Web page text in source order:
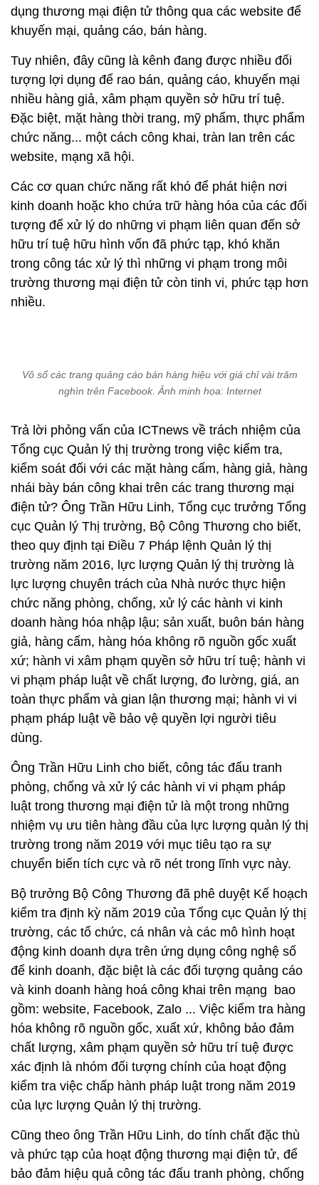
dụng thương mại điện tử thông qua các website để
khuyến mại, quảng cáo, bán hàng.
Tuy nhiên, đây cũng là kênh đang được nhiều đối
tượng lợi dụng để rao bán, quảng cáo, khuyến mại
nhiều hàng giả, xâm phạm quyền sở hữu trí tuệ.
Đặc biệt, mặt hàng thời trang, mỹ phẩm, thực phẩm
chức năng... một cách công khai, tràn lan trên các
website, mạng xã hội.
Các cơ quan chức năng rất khó để phát hiện nơi
kinh doanh hoặc kho chứa trữ hàng hóa của các đối
tượng để xử lý do những vi phạm liên quan đến sở
hữu trí tuệ hữu hình vốn đã phức tạp, khó khăn
trong công tác xử lý thì những vi phạm trong môi
trường thương mại điện tử còn tinh vi, phức tạp hơn
nhiều.
Vô số các trang quảng cáo bán hàng hiệu với giá chỉ vài trăm
nghìn trên Facebook. Ảnh minh họa: Internet
Trả lời phỏng vấn của ICTnews về trách nhiệm của
Tổng cục Quản lý thị trường trong việc kiểm tra,
kiểm soát đối với các mặt hàng cấm, hàng giả, hàng
nhái bày bán công khai trên các trang thương mại
điện tử? Ông Trần Hữu Linh, Tổng cục trưởng Tổng
cục Quản lý Thị trường, Bộ Công Thương cho biết,
theo quy định tại Điều 7 Pháp lệnh Quản lý thị
trường năm 2016, lực lượng Quản lý thị trường là
lực lượng chuyên trách của Nhà nước thực hiện
chức năng phòng, chống, xử lý các hành vi kinh
doanh hàng hóa nhập lậu; sản xuất, buôn bán hàng
giả, hàng cấm, hàng hóa không rõ nguồn gốc xuất
xứ; hành vi xâm phạm quyền sở hữu trí tuệ; hành vi
vi phạm pháp luật về chất lượng, đo lường, giá, an
toàn thực phẩm và gian lận thương mại; hành vi vi
phạm pháp luật về bảo vệ quyền lợi người tiêu
dùng.
Ông Trần Hữu Linh cho biết, công tác đấu tranh
phòng, chống và xử lý các hành vi vi phạm pháp
luật trong thương mại điện tử là một trong những
nhiệm vụ ưu tiên hàng đầu của lực lượng quản lý thị
trường trong năm 2019 với mục tiêu tạo ra sự
chuyển biến tích cực và rõ nét trong lĩnh vực này.
Bộ trưởng Bộ Công Thương đã phê duyệt Kế hoạch
kiểm tra định kỳ năm 2019 của Tổng cục Quản lý thị
trường, các tổ chức, cá nhân và các mô hình hoạt
động kinh doanh dựa trên ứng dụng công nghệ số
để kinh doanh, đặc biệt là các đối tượng quảng cáo
và kinh doanh hàng hoá công khai trên mạng bao
gồm: website, Facebook, Zalo ... Việc kiểm tra hàng
hóa không rõ nguồn gốc, xuất xứ, không bảo đảm
chất lượng, xâm phạm quyền sở hữu trí tuệ được
xác định là nhóm đối tượng chính của hoạt động
kiểm tra việc chấp hành pháp luật trong năm 2019
của lực lượng Quản lý thị trường.
Cũng theo ông Trần Hữu Linh, do tính chất đặc thù
và phức tạp của hoạt động thương mại điện tử, để
bảo đảm hiệu quả công tác đấu tranh phòng, chống